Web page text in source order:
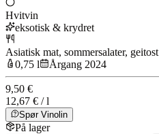
Hvitvin
eksotisk & krydret
Asiatisk mat, sommersalater, geitost
0,75 l
Årgang 2024
9,50 €
12,67 € / l
Spør Vinolin
På lager